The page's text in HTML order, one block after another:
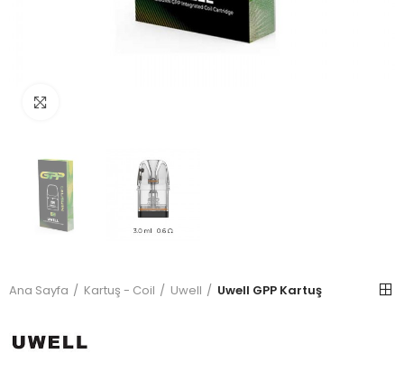
Ana Sayfa Kartuş - Coil Uwell Uwell GPP Kartuş